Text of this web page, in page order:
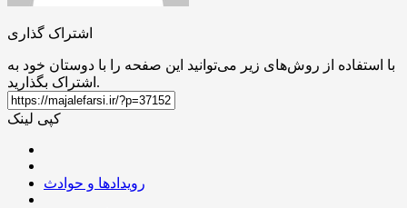
اشتراک گذاری
با استفاده از روش‌های زیر می‌توانید این صفحه را با دوستان خود به
اشتراک بگذارید.
کپی لینک
رویدادها و حوادث